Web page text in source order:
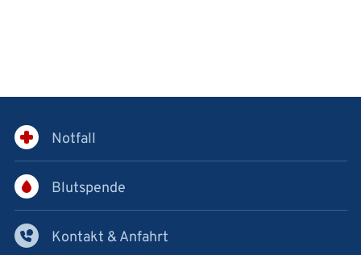
Notfall
Blutspende
Kontakt & Anfahrt